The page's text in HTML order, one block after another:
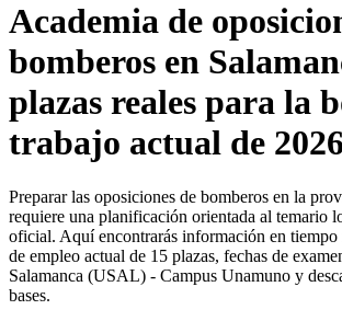
Academia de
bomberos en
plazas reales para la
trabajo actual de
Preparar las oposiciones de bomberos en la
requiere una planificación orientada al temario
oficial. Aquí encontrarás información en tiempo
de empleo actual de 15 plazas, fechas de
Salamanca (USAL) - Campus Unamuno y
bases.